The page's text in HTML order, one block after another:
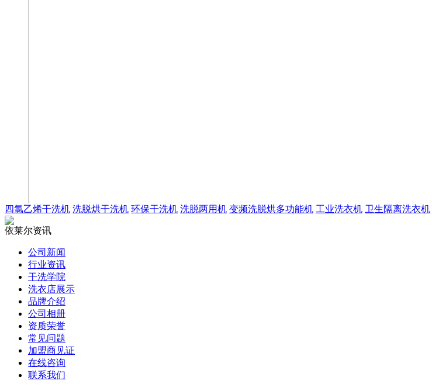
四氯乙烯干洗机 洗脱烘干洗机 环保干洗机 洗脱两用机 变频洗脱烘多功能机 工业洗衣机 卫生隔离洗衣机
依莱尔资讯
公司新闻
行业资讯
干洗学院
洗衣店展示
品牌介绍
公司相册
资质荣誉
常见问题
加盟商见证
在线咨询
联系我们